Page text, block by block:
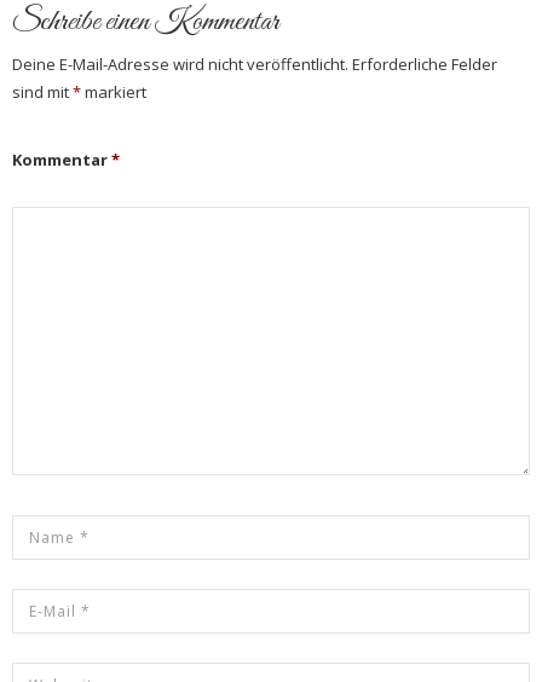
Schreibe einen Kommentar
Deine E-Mail-Adresse wird nicht veröffentlicht. Erforderliche Felder
sind mit*markiert
Kommentar*